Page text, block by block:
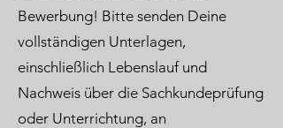
Bewerbung! Bitte senden Deine
vollständigen Unterlagen,
einschließlich Lebenslauf und
Nachweis über die Sachkundeprüfung
oder Unterrichtung, an